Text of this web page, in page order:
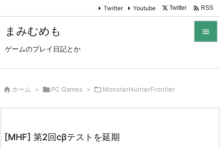
まみむめも
ゲームのプレイ日記とか

Twitter Youtube Twitter  RSS
 ホーム > PC Games > MonsterHunterFrontier
[MHF] 第2回cβテストを延期